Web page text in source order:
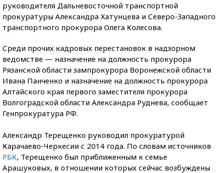
руководителя Дальневосточной транспортной
прокуратуры Александра Хатунцева и Северо-Западного
транспортного прокурора Олега Колесова.​
Среди прочих кадровых перестановок в надзорном
ведомстве — назначение на должность прокурора
Рязанской области зампрокурора Воронежской области
Ивана Панченко и назначение на должность прокурора
Алтайского края первого заместителя прокурора
Волгоградской области Александра Руднева, сообщает
Генпрокуратура РФ.
Александр Терещенко руководил прокуратурой
Карачаево-Черкесии с 2014 года. По словам источников
РБК, Терещенко был приближенным к семье
Арашуковых, в отношении которых сейчас возбуждены